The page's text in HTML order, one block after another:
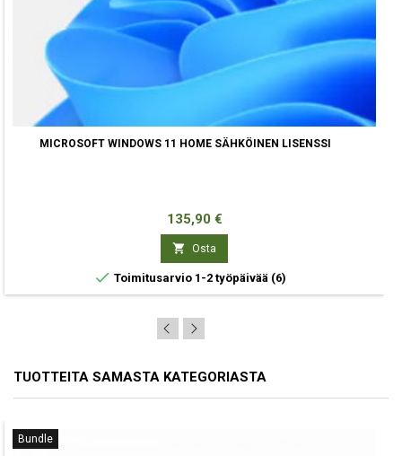
MICROSOFT WINDOWS 11 HOME SÄHKÖINEN LISENSSI
Hinta
135,90 €
 Osta
 Toimitusarvio 1-2 työpäivää (6)
TUOTTEITA SAMASTA KATEGORIASTA
Bundle